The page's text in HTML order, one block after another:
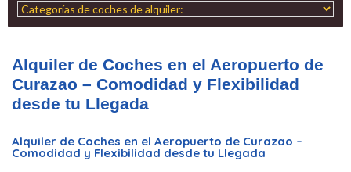
Alquiler de Coches en el Aeropuerto de
Curazao – Comodidad y Flexibilidad
desde tu Llegada
Alquiler de Coches en el Aeropuerto de Curazao –
Comodidad y Flexibilidad desde tu Llegada